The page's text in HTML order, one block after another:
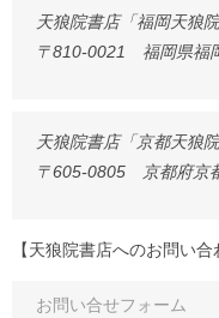
天狼院書店「福岡天狼院
〒810-0021 福岡県福
天狼院書店「京都天狼
〒605-0805 京都府京
【天狼院書店へのお問い合
お問い合せフォーム